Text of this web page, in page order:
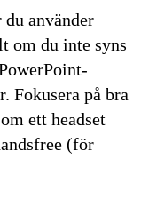
använder
om du inte syns
Fokusera på bra
ett headset
(för